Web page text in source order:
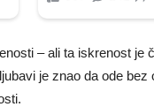
– ali ta iskrenost je
je znao da ode